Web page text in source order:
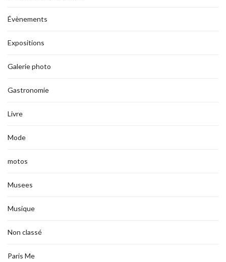
Évènements
Expositions
Galerie photo
Gastronomie
Livre
Mode
motos
Musees
Musique
Non classé
Paris Me